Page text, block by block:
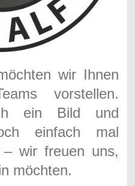
wir Ihnen
vorstellen.
ein Bild und
einfach mal
wir freuen uns,
möchten.